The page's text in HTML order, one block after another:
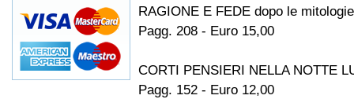
RAGIONE E FEDE dopo le
Pagg. 208 - Euro 15,00
CORTI PENSIERI NELLA NOTTE
Pagg. 152 - Euro 12,00